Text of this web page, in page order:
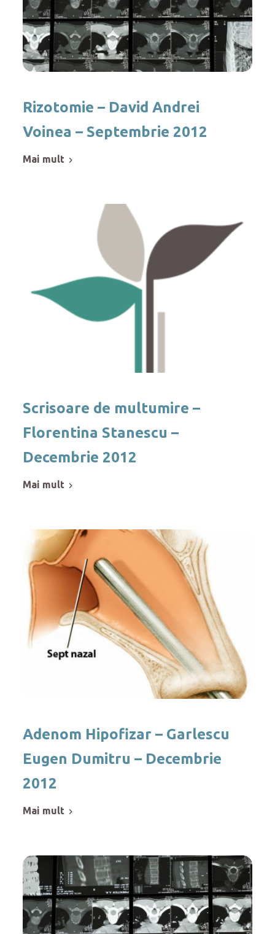
Rizotomie – David Andrei
Voinea – Septembrie 2012
mai mult
Scrisoare de multumire –
Florentina Stanescu –
Decembrie 2012
mai mult
Adenom Hipofizar – Garlescu
Eugen Dumitru – Decembrie
2012
mai mult